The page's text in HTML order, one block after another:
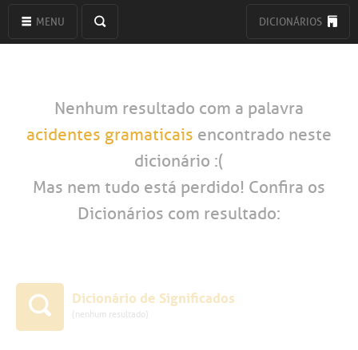
MENU DICIONÁRIOS
Nenhum resultado com a palavra
acidentes gramaticais encontrado neste
dicionário :(
Mas nem tudo está perdido! Confira os
Dicionários com resultado:
Dicionário de Significados
(nenhum resultado)